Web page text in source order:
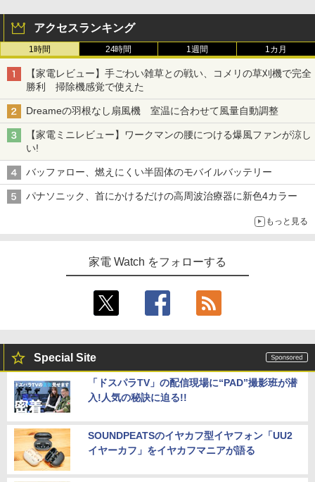
アクセスランキング
1時間 24時間 1週間 1カ月
【家電レビュー】手ごわい雑草との戦い、コメリの草刈機で完全
勝利 掃除機感覚で使えた
Dreameの羽根なし扇風機 室温に合わせて風量自動調整
【家電ミニレビュー】ワークマンの腰につける爆風ファンが涼し
い!
バッファロー、燃えにくい半固体のモバイルバッテリー
パナソニック、首にかけるだけの高周波治療器に新色4カラー
もっと見る
家電 Watch をフォローする
Special Site
「ドスパラTV」の配信現場に“PAD”撮影班が潜
入!人気の秘訣に迫る!!
SOUNDPEATSのイヤカフ型イヤフォン「UU2
イヤーカフ」をイヤカフマニアが語る